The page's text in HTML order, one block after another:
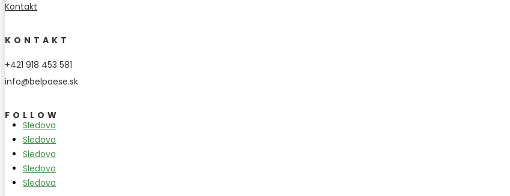
Kontakt
KONTAKT
+421 918 453 581
info@belpaese.sk
FOLLOW
Sledova
Sledova
Sledova
Sledova
Sledova